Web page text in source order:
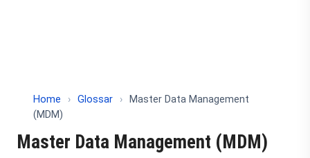
Home › Glossar ›
Master Data Management
(MDM)
Master Data Management (MDM)